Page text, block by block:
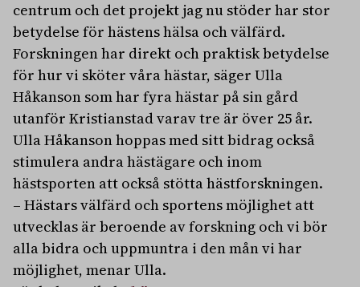
centrum och det projekt jag nu stöder har stor
betydelse för hästens hälsa och välfärd.
Forskningen har direkt och praktisk betydelse
för hur vi sköter våra hästar, säger Ulla
Håkanson som har fyra hästar på sin gård
utanför Kristianstad varav tre är över 25 år.
Ulla Håkanson hoppas med sitt bidrag också
stimulera andra hästägare och inom
hästsporten att också stötta hästforskningen.
– Hästars välfärd och sportens möjlighet att
utvecklas är beroende av forskning och vi bör
alla bidra och uppmuntra i den mån vi har
möjlighet, menar Ulla.